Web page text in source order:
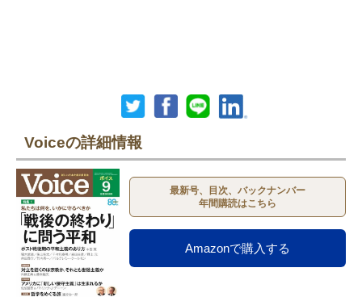
Voiceの詳細情報
最新号、目次、バックナンバー
年間購読はこちら
Amazonで購入する